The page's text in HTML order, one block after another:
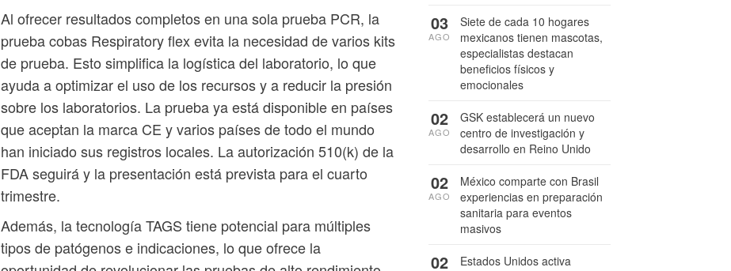
Al ofrecer resultados completos en una sola prueba PCR, la
prueba cobas Respiratory flex evita la necesidad de varios kits
de prueba. Esto simplifica la logística del laboratorio, lo que
ayuda a optimizar el uso de los recursos y a reducir la presión
sobre los laboratorios. La prueba ya está disponible en países
que aceptan la marca CE y varios países de todo el mundo
han iniciado sus registros locales. La autorización 510(k) de la
FDA seguirá y la presentación está prevista para el cuarto
trimestre.
Además, la tecnología TAGS tiene potencial para múltiples
tipos de patógenos e indicaciones, lo que ofrece la
Siete de cada 10 hogares
mexicanos tienen mascotas,
especialistas destacan
beneficios físicos y
emocionales
03
AGO
GSK establecerá un nuevo
centro de investigación y
desarrollo en Reino Unido
02
AGO
México comparte con Brasil
experiencias en preparación
sanitaria para eventos
masivos
02
AGO
Estados Unidos activa
02